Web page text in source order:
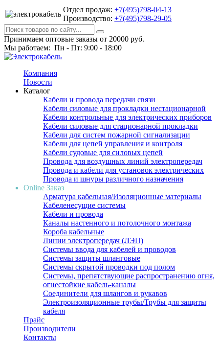
Отдел продаж: +7(495)798-04-13
Производство: +7(495)798-29-05
Принимаем оптовые заказы от 20000 руб.
Мы работаем: Пн - Пт: 9:00 - 18:00
Компания
Новости
Каталог
Кабели и провода передачи связи
Кабели силовые для прокладки нестационарной
Кабели контрольные для электрических приборов
Кабели силовые для стационарной прокладки
Кабели для систем пожарной сигнализации
Кабели для цепей управления и контроля
Кабели судовые для силовых цепей
Провода для воздушных линий электропередач
Провода и кабели для установок электрических
Провода и шнуры различного назначения
Online Заказ
Арматура кабельная/Изоляционные материалы
Кабеленесущие системы
Кабели и провода
Каналы настенного и потолочного монтажа
Короба кабельные
Линии электропередач (ЛЭП)
Системы ввода для кабелей и проводов
Системы защиты шланговые
Системы скрытой проводки под полом
Системы, препятствующие распространению огня,
огнестойкие кабель-каналы
Соединители для шлангов и рукавов
Электроизоляционные трубы/Трубы для защиты
кабеля
Прайс
Производители
Контакты